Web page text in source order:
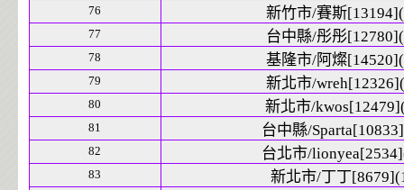
76 新竹市/賽斯
77 台中縣/彤彤
78 基隆市/阿燦
79 新北市/
80 新北市/
81 台中縣/
82 台北市/
83 新北市/丁丁